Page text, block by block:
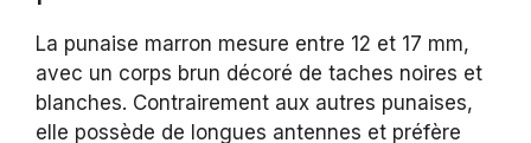
La punaise marron mesure entre 12 et 17 mm,
avec un corps brun décoré de taches noires et
blanches. Contrairement aux autres punaises,
elle possède de longues antennes et préfère